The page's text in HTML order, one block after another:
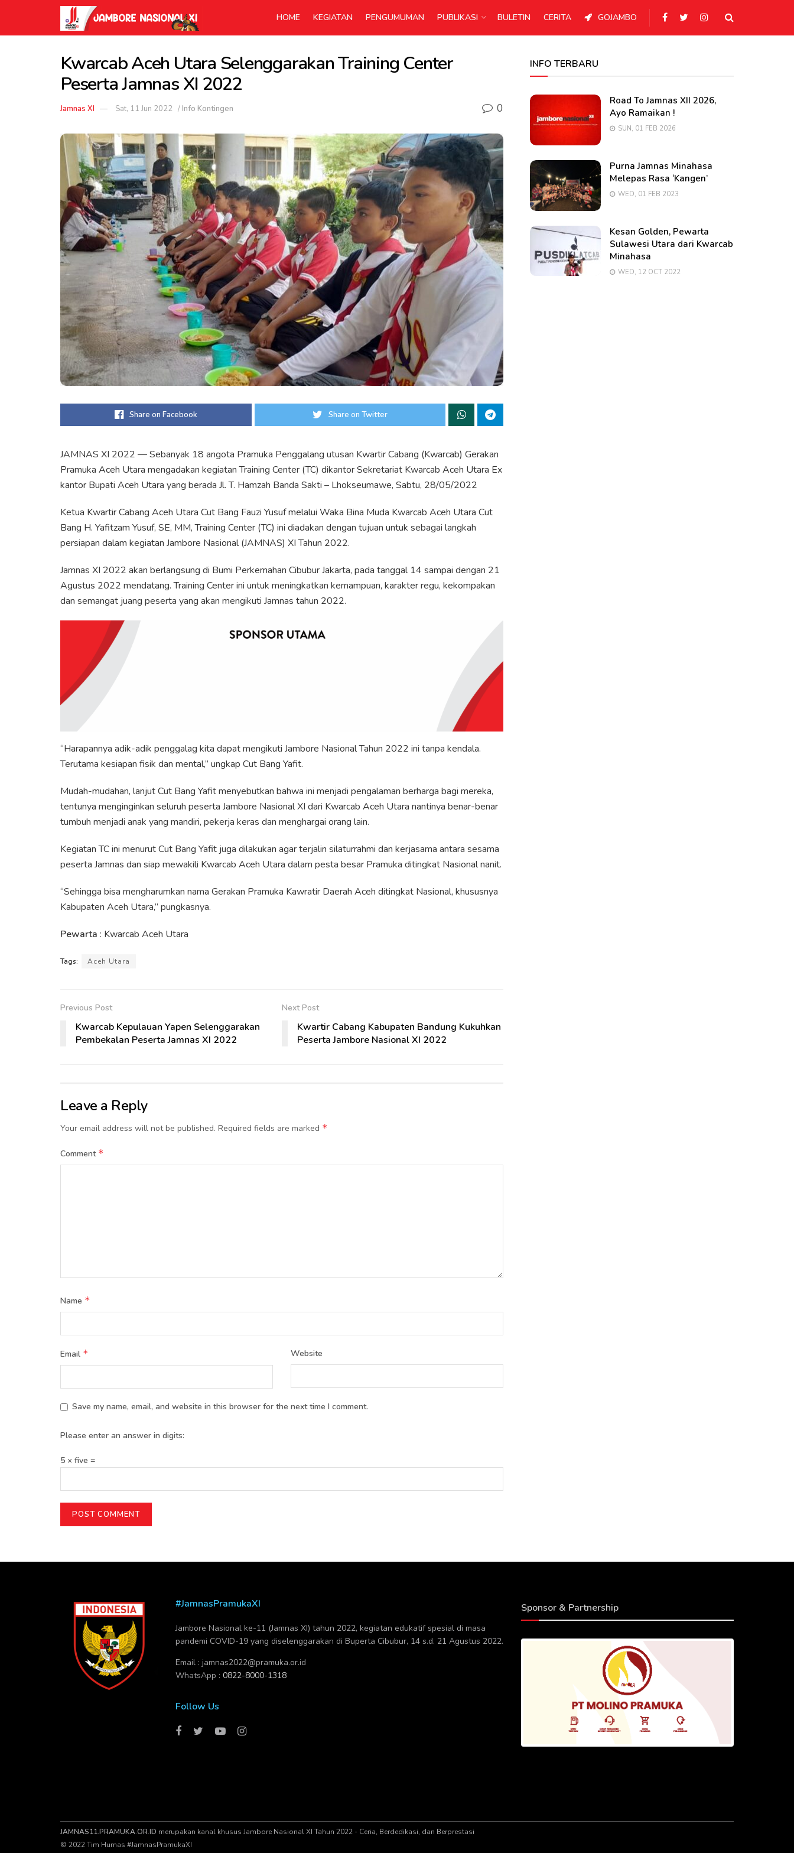
HOME KEGIATAN PENGUMUMAN PUBLIKASI BULETIN CERITA GOJAMBO
Kwarcab Aceh Utara Selenggarakan Training Center
Peserta Jamnas XI 2022
Jamnas XI Sat, 11 Jun 2022 /Info Kontingen 0
Share on Facebook Share on Twitter
JAMNAS XI 2022 — Sebanyak 18 angota Pramuka Penggalang utusan Kwartir Cabang (Kwarcab) Gerakan
Pramuka Aceh Utara mengadakan kegiatan Training Center (TC) dikantor Sekretariat Kwarcab Aceh Utara Ex
kantor Bupati Aceh Utara yang berada Jl. T. Hamzah Banda Sakti – Lhokseumawe, Sabtu, 28/05/2022
Ketua Kwartir Cabang Aceh Utara Cut Bang Fauzi Yusuf melalui Waka Bina Muda Kwarcab Aceh Utara Cut
Bang H. Yafitzam Yusuf, SE, MM, Training Center (TC) ini diadakan dengan tujuan untuk sebagai langkah
persiapan dalam kegiatan Jambore Nasional (JAMNAS) XI Tahun 2022.
Jamnas XI 2022 akan berlangsung di Bumi Perkemahan Cibubur Jakarta, pada tanggal 14 sampai dengan 21
Agustus 2022 mendatang. Training Center ini untuk meningkatkan kemampuan, karakter regu, kekompakan
dan semangat juang peserta yang akan mengikuti Jamnas tahun 2022.
“Harapannya adik-adik penggalag kita dapat mengikuti Jambore Nasional Tahun 2022 ini tanpa kendala.
Terutama kesiapan fisik dan mental,” ungkap Cut Bang Yafit.
Mudah-mudahan, lanjut Cut Bang Yafit menyebutkan bahwa ini menjadi pengalaman berharga bagi mereka,
tentunya menginginkan seluruh peserta Jambore Nasional XI dari Kwarcab Aceh Utara nantinya benar-benar
tumbuh menjadi anak yang mandiri, pekerja keras dan menghargai orang lain.
Kegiatan TC ini menurut Cut Bang Yafit juga dilakukan agar terjalin silaturrahmi dan kerjasama antara sesama
peserta Jamnas dan siap mewakili Kwarcab Aceh Utara dalam pesta besar Pramuka ditingkat Nasional nanit.
“Sehingga bisa mengharumkan nama Gerakan Pramuka Kawratir Daerah Aceh ditingkat Nasional, khususnya
Kabupaten Aceh Utara,” pungkasnya.
Pewarta : Kwarcab Aceh Utara
Tags: Aceh Utara
Previous Post
Kwarcab Kepulauan Yapen Selenggarakan
Pembekalan Peserta Jamnas XI 2022
Next Post
Kwartir Cabang Kabupaten Bandung Kukuhkan
Peserta Jambore Nasional XI 2022
Leave a Reply
Your email address will not be published. Required fields are marked *
Comment *
Name *
Email * Website
Save my name, email, and website in this browser for the next time I comment.
Please enter an answer in digits:
5 × five =
INFO TERBARU
Road To Jamnas XII 2026,
Ayo Ramaikan !
SUN, 01 FEB 2026
Purna Jamnas Minahasa
Melepas Rasa ‘Kangen’
WED, 01 FEB 2023
Kesan Golden, Pewarta
Sulawesi Utara dari Kwarcab
Minahasa
WED, 12 OCT 2022
#JamnasPramukaXI
Jambore Nasional ke-11 (Jamnas XI) tahun 2022, kegiatan edukatif spesial di masa
pandemi COVID-19 yang diselenggarakan di Buperta Cibubur, 14 s.d. 21 Agustus 2022.
Email : jamnas2022@pramuka.or.id
WhatsApp : 0822-8000-1318
Follow Us
Sponsor & Partnership
JAMNAS11.PRAMUKA.OR.ID merupakan kanal khusus Jambore Nasional XI Tahun 2022 - Ceria, Berdedikasi, dan Berprestasi
© 2022 Tim Humas #JamnasPramukaXI